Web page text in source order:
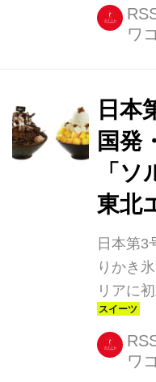
点のア
す! 日本
「
して、
ョコモ
日本初
14日(水
発売さ
ス...
ワ
日本
国発
「ソ
東北
日本第3
りかき
リアに
ンデザ
ン)」の
ープン
ワ